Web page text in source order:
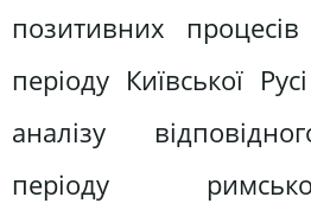
позитивних
періоду Київської
аналізу
періоду